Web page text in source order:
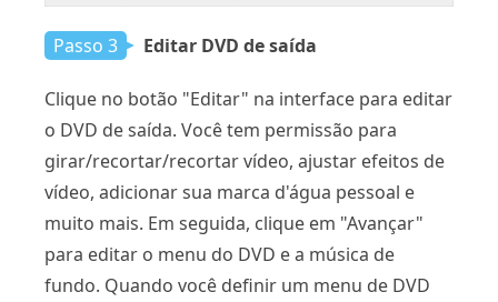
Passo 3 Editar DVD de saída
Clique no botão "Editar" na interface para editar
o DVD de saída. Você tem permissão para
girar/recortar/recortar vídeo, ajustar efeitos de
vídeo, adicionar sua marca d'água pessoal e
muito mais. Em seguida, clique em "Avançar"
para editar o menu do DVD e a música de
fundo. Quando você definir um menu de DVD